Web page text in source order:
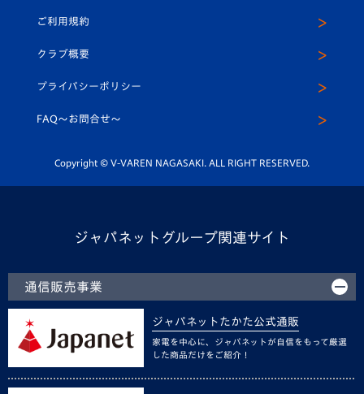
平和祈念活動
ホームタウン活動
スクール
ヴィヴィくんインスタグラム
公式LINE＠
ご利用規約
クラブ概要
プライバシーポリシー
FAQ〜お問合せ〜
Copyright © V-VAREN NAGASAKI. ALL RIGHT RESERVED.
ジャパネットグループ関連サイト
通信販売事業
ジャパネットたかた公式通販
家電を中心に、ジャパネットが自信をもって厳選
した商品だけをご紹介！